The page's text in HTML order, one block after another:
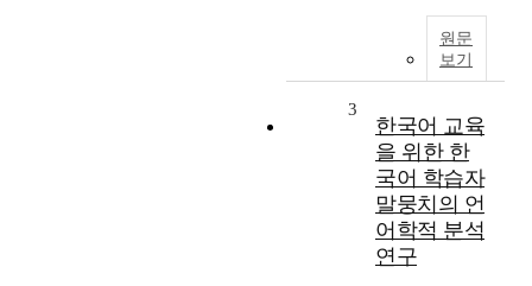
원문
보기
3
한국어 교육
을 위한 한
국어 학습자
말뭉치의 언
어학적 분석
연구